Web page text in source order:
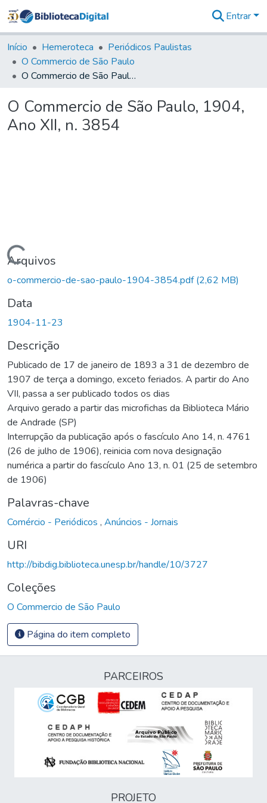
&
Coleções
Tudo na
Biblioteca
Estatísticas
Entrar
Início Hemeroteca
Periódicos Paulistas
O Commercio de São Paulo
O Commercio de São Paulo, 1904, Ano XII, n. 3854
O Commercio de São Paulo, 1904,
Ano XII, n. 3854
Carregando...
Arquivos
o-commercio-de-sao-paulo-1904-3854.pdf(2,62 MB)
Data
1904-11-23
Descrição
Publicado de 17 de janeiro de 1893 a 31 de dezembro de
1907 de terça a domingo, exceto feriados. A partir do Ano
VII, passa a ser publicado todos os dias
Arquivo gerado a partir das microfichas da Biblioteca Mário
de Andrade (SP)
Interrupção da publicação após o fascículo Ano 14, n. 4761
(26 de julho de 1906), reinicia com nova designação
numérica a partir do fascículo Ano 13, n. 01 (25 de setembro
de 1906)
Palavras-chave
Comércio - Periódicos , Anúncios - Jornais
URI
http://bibdig.biblioteca.unesp.br/handle/10/3727
Coleções
O Commercio de São Paulo
Página do item completo
PARCEIROS
PROJETO